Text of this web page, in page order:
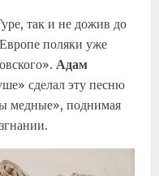
так и не дожив до
поляки уже
Адам
сделал эту песню
медные», поднимая